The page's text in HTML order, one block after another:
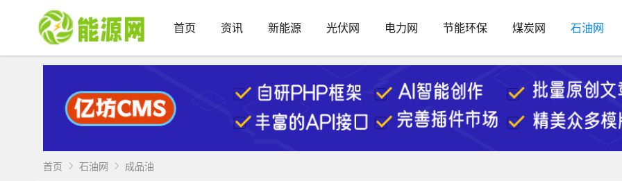
首页 资讯 新能源 光伏网 电力网 节能环保 煤炭网 石油网
首页 石油网 成品油